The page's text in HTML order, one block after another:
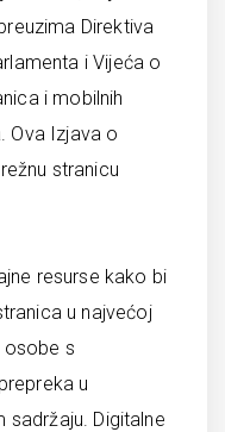
Direktiva
i Vijeća o
i mobilnih
Ova Izjava o
stranicu
resurse kako bi
u najvećoj
osobe s
u
sadržaju. Digitalne